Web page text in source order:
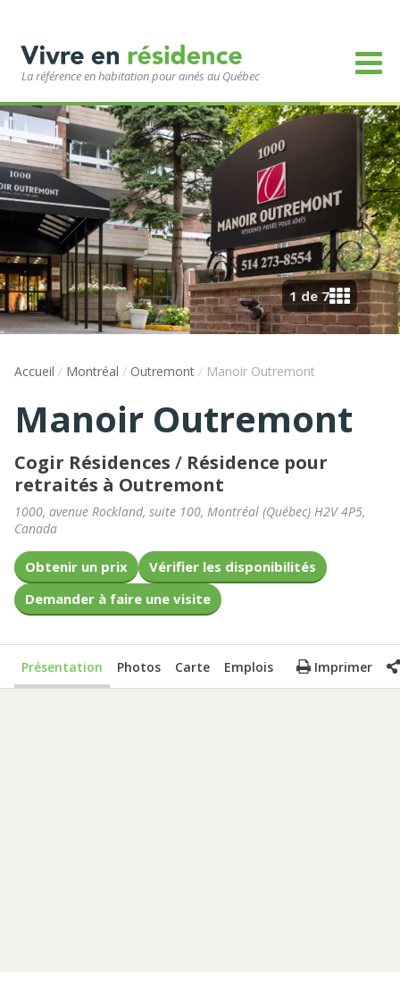
La référence en habitation pour ainés au Québec
1 de 7
Accueil / Montréal / Outremont / Manoir Outremont
Manoir Outremont
Cogir Résidences / Résidence pour
retraités à Outremont
1000, avenue Rockland, suite 100, Montréal (Québec) H2V 4P5,
Canada
Obtenir un prix
Vérifier les disponibilités
Demander à faire une visite
Présentation Photos Carte Emplois Imprimer